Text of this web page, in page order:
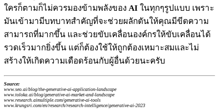
ใครก็ตามก็ไม่ควรมองข้ามพลังของ AI ในทุกๆรูปแบบ เพราะ
มันเข้ามามีบทบาทสำคัญที่จะช่วยผลักดันให้คุณมีขีดความ
สามารถที่มากขึ้น และช่วยขับเคลื่อนองค์กรให้ขับเคลื่อนได้
รวดเร็วมากยิ่งขึ้น แต่ก็ต้องใช้ให้ถูกต้องเหมาะสมและไม่
สร้างให้เกิดความเดือดร้อนกับผู้อื่นด้วยนะครับ
Source:
www.seo.ai/blog/the-generative-ai-application-landscape
www.toloka.ai/blog/generative-ai-market-and-landscape
www.research.aimultiple.com/generative-ai-tools
www.krungsri.com/en/research/research-intelligence/generative-ai-2023